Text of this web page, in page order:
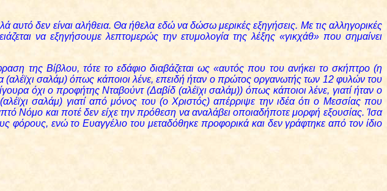
αυτό δεν είναι αλήθεια. Θα ήθελα εδώ να δώσω μερικές εξηγήσεις. Με τις αλληγορικές
να εξηγήσουμε λεπτομερώς την ετυμολογία της λέξης «γικχάθ» που σημαίνει
της Βίβλου, τότε το εδάφιο διαβάζεται ως «αυτός που του ανήκει το σκήπτρο (η
σαλάμ) όπως κάποιοι λένε, επειδή ήταν ο πρώτος οργανωτής των 12 φυλών του
όχι ο προφήτης Νταβούντ (Δαβίδ (αλέϊχι σαλάμ)) όπως κάποιοι λένε, γιατί ήταν ο
σαλάμ) γιατί από μόνος του (ο Χριστός) απέρριψε την ιδέα ότι ο Μεσσίας που
Νόμο και ποτέ δεν είχε την πρόθεση να αναλάβει οποιαδήποτε μορφή εξουσίας. Ίσα
φόρους, ενώ το Ευαγγέλιο του μεταδόθηκε προφορικά και δεν γράφτηκε από τον ίδιο